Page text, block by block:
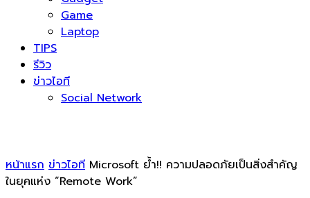
Game
Laptop
TIPS
รีวิว
ข่าวไอที
Social Network
หน้าแรก ข่าวไอที Microsoft ย้ำ!! ความปลอดภัยเป็นสิ่งสำคัญ
ในยุคแห่ง “Remote Work”